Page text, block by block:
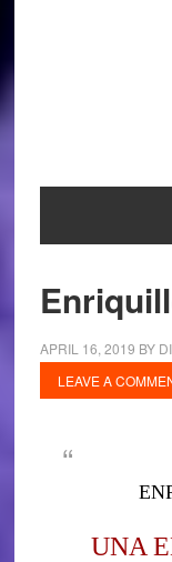
APRIL 16, 2019 BY
LEAVE A
UNA